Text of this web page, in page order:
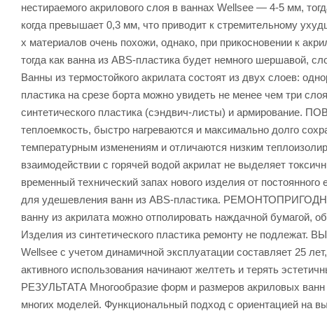
нестираемого акрилового слоя в ваннах Wellsee — 4-5 мм,
когда превышает 0,3 мм, что приводит к стремительному
х материалов очень похожи, однако, при прикосновении к
тогда как ванна из ABS-пластика будет немного
Ванны из термостойкого акрилата состоят из двух слоев:
пластика на срезе борта можно увидеть не менее чем три
синтетического пластика (сэндвич-листы) и
теплоемкость, быстро нагреваются и максимально долго
температурным изменениям и отличаются низким
взаимодействии с горячей водой акрилат не выделяет
временный технический запах нового изделия от
для удешевления ванн из ABS-пластика.
ванну из акрилата можно отполировать наждачной бумагой,
Изделия из синтетического пластика ремонту не
Wellsee с учетом динамичной эксплуатации составляет 25
активного использования начинают желтеть и терять
РЕЗУЛЬТАТА Многообразие форм и размеров акриловых ванн
многих моделей. Функциональный подход с ориентацией на